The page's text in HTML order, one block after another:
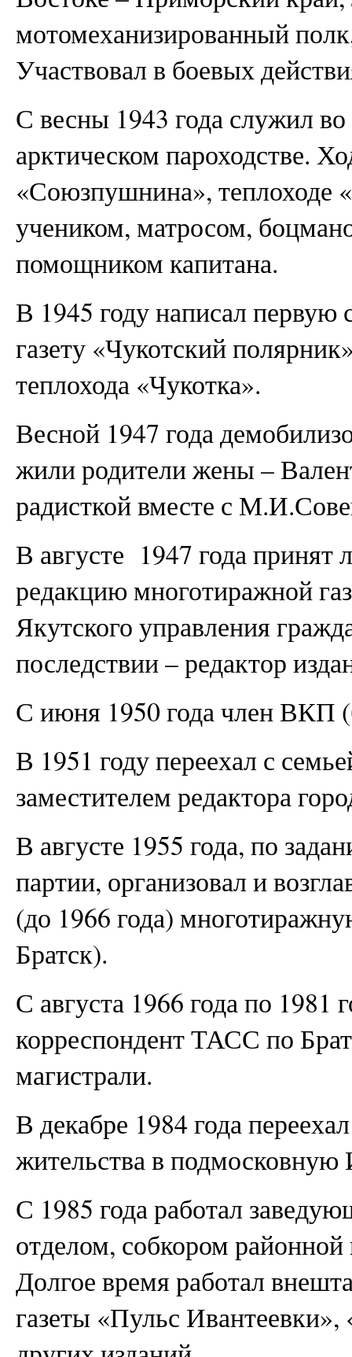
мотомеханизированный
Участвовал в боевых
С весны 1943 года служил
арктическом пароходстве.
«Союзпушнина», теплоходе
учеником, матросом,
помощником капитана.
В 1945 году написал
газету «Чукотский
теплохода «Чукотка».
Весной 1947 года
жили родители жены –
радисткой вместе с
В августе 1947 года принят
редакцию многотиражной
Якутского управления
последствии – редактор
С июня 1950 года член ВКП
В 1951 году переехал с
заместителем редактора
В августе 1955 года, по
партии, организовал и
(до 1966 года)
Братск).
С августа 1966 года по 1981
корреспондент ТАСС по
магистрали.
В декабре 1984 года
жительства в подмосковную
С 1985 года работал
отделом, собкором
Долгое время работал
газеты «Пульс